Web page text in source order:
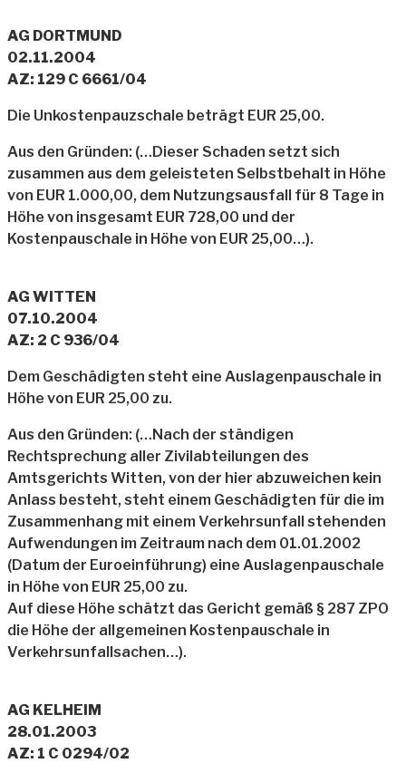
AG DORTMUND
02.11.2004
AZ: 129 C 6661/04
Die Unkostenpauzschale beträgt EUR 25,00.
Aus den Gründen: (…Dieser Schaden setzt sich
zusammen aus dem geleisteten Selbstbehalt in Höhe
von EUR 1.000,00, dem Nutzungsausfall für 8 Tage in
Höhe von insgesamt EUR 728,00 und der
Kostenpauschale in Höhe von EUR 25,00…).
AG WITTEN
07.10.2004
AZ: 2 C 936/04
Dem Geschädigten steht eine Auslagenpauschale in
Höhe von EUR 25,00 zu.
Aus den Gründen: (…Nach der ständigen
Rechtsprechung aller Zivilabteilungen des
Amtsgerichts Witten, von der hier abzuweichen kein
Anlass besteht, steht einem Geschädigten für die im
Zusammenhang mit einem Verkehrsunfall stehenden
Aufwendungen im Zeitraum nach dem 01.01.2002
(Datum der Euroeinführung) eine Auslagenpauschale
in Höhe von EUR 25,00 zu.
Auf diese Höhe schätzt das Gericht gemäß § 287 ZPO
die Höhe der allgemeinen Kostenpauschale in
Verkehrsunfallsachen…).
AG KELHEIM
28.01.2003
AZ: 1 C 0294/02